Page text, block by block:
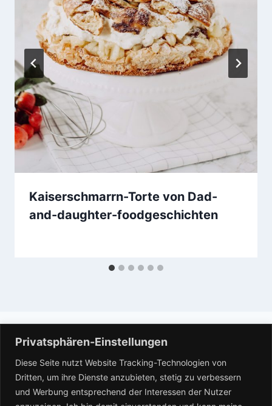
Privatsphären-Einstellungen
Diese Seite nutzt Website Tracking-Technologien von
Dritten, um ihre Dienste anzubieten, stetig zu verbessern
und Werbung entsprechend der Interessen der Nutzer
Kaiserschmarrn-Torte von Dad-
and-daughter-foodgeschichten
Impressum Datenschutz
Facebook Instagram